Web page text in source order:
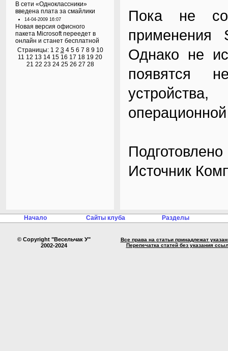
В сети «Одноклассники»
введена плата за смайлики
14-04-2009 16:07
Новая версия офисного
пакета Microsoft переедет в
онлайн и станет бесплатной
Страницы: 1 2 3 4 5 6 7 8 9 10
11 12 13 14 15 16 17 18 19 20
21 22 23 24 25 26 27 28
Пока не
применения
Однако не
появятся
Источник
Начало Сайты клуба Разделы
© Copyright "Весельчак У"
2002-2024
Все права на статьи принадлежат
Перепечатка статей без указания